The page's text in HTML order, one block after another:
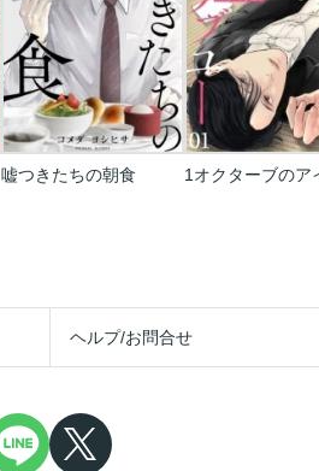
嘘つきたちの朝食
ヘルプ/お問合せ